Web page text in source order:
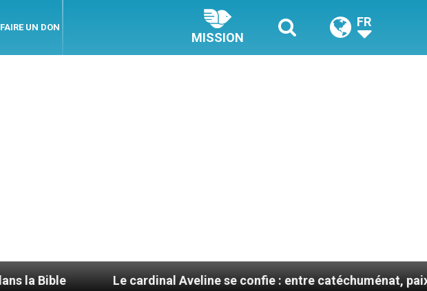
FAIRE UN DON
MISSION
FR
Le cardinal Aveline se confie : entre catéchuménat, paix et défis